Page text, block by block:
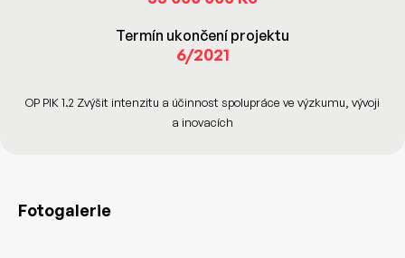
Termín ukončení projektu
6/2021
OP PIK 1.2 Zvýšit intenzitu a účinnost spolupráce ve výzkumu, vývoji
a inovacích
Fotogalerie